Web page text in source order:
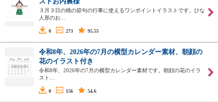
３月３日の桃の節句の行事に使えるワンポイントイラストです。ひな
人形のお…
0 273 95.55
令和8年、2026年の7月の横型カレンダー素材、朝顔の
花のイラスト付き
令和8年、2026年の7月の横型カレンダー素材です。朝顔の花のイラ
スト…
0 156 54.6